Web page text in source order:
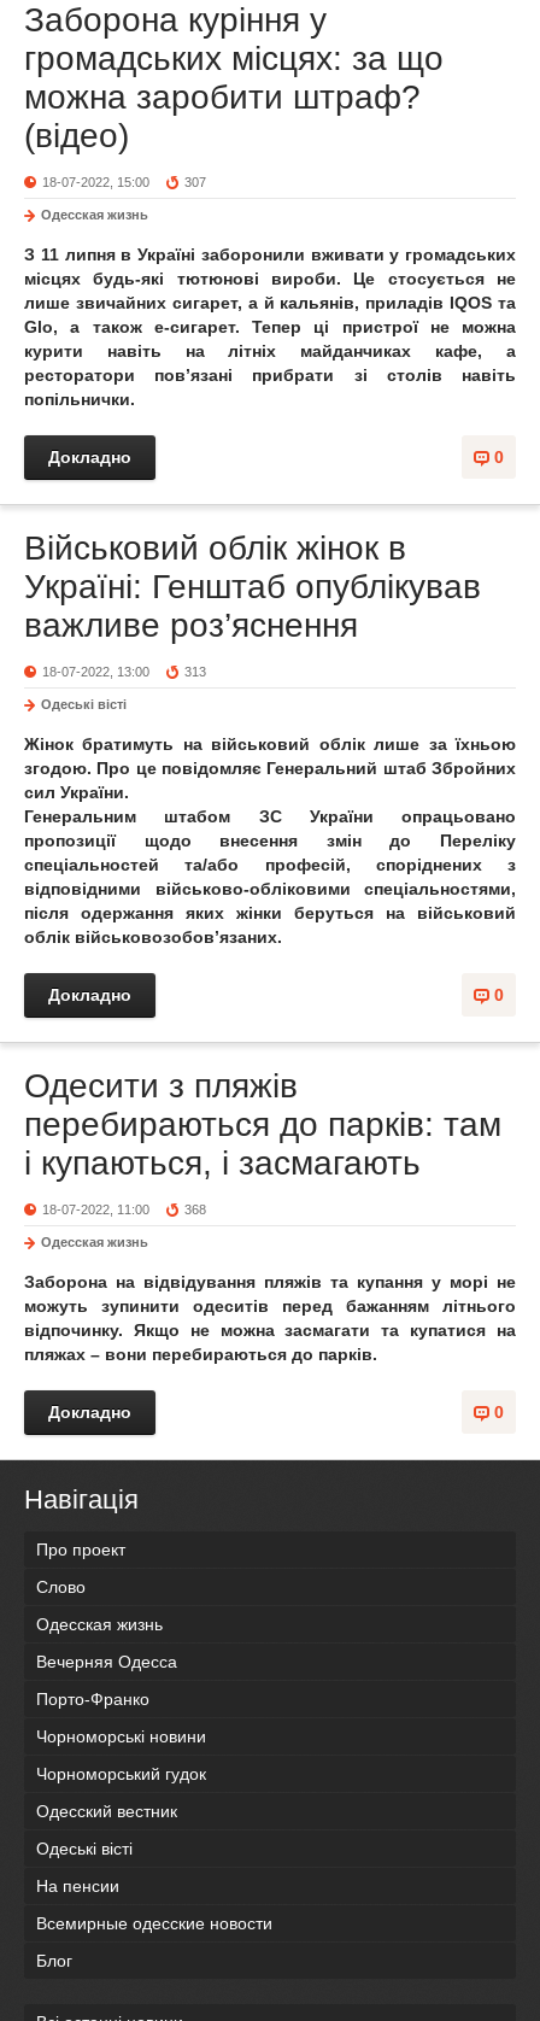
Заборона куріння у
громадських місцях: за що
можна заробити штраф?
(відео)
18-07-2022, 15:00 307
Одесская жизнь
З 11 липня в Україні заборонили вживати у громадських
місцях будь-які тютюнові вироби. Це стосується не
лише звичайних сигарет, а й кальянів, приладів IQOS та
Glo, а також е-сигарет. Тепер ці пристрої не можна
курити навіть на літніх майданчиках кафе, а
ресторатори пов’язані прибрати зі столів навіть
попільнички.
0
Докладно
Військовий облік жінок в
Україні: Генштаб опублікував
важливе роз’яснення
18-07-2022, 13:00 313
Одеськi вiстi
Жінок братимуть на військовий облік лише за їхньою
згодою. Про це повідомляє Генеральний штаб Збройних
сил України.
Генеральним штабом ЗС України опрацьовано
пропозиції щодо внесення змін до Переліку
спеціальностей та/або професій, споріднених з
відповідними військово-обліковими спеціальностями,
після одержання яких жінки беруться на військовий
облік військовозобов’язаних.
0
Докладно
Одесити з пляжів
перебираються до парків: там
і купаються, і засмагають
18-07-2022, 11:00 368
Одесская жизнь
Заборона на відвідування пляжів та купання у морі не
можуть зупинити одеситів перед бажанням літнього
відпочинку. Якщо не можна засмагати та купатися на
пляжах – вони перебираються до парків.
0
Докладно
Навігація
Про проект
Слово
Одесская жизнь
Вечерняя Одесса
Порто-Франко
Чорноморські новини
Чорноморський гудок
Одесский вестник
Одеськi вiстi
На пенсии
Всемирные одесские новости
Блог